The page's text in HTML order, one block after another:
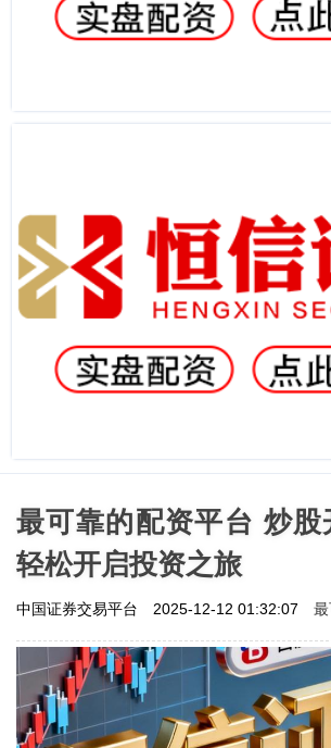
最可靠的配资平台 炒股
轻松开启投资之旅
中国证券交易平台 2025-12-12 01:32:07